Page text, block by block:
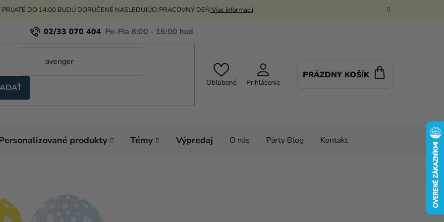
PRIJATÉ DO 14:00 BUDÚ DORUČENÉ NASLEDUJÚCI PRACOVNÝ DEŇ Viac informácií
02/33 070 404
Obľúbené Prihlásenie
PRÁZDNY KOŠÍK
produkty Témy Výpredaj O nás Párty Blog Kontakt